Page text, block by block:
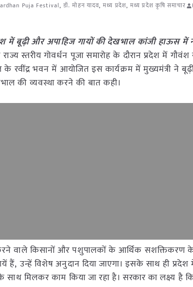
Puja Festival,डॉ. मोहन यादव,मध्य प्रदेश,मध्य प्रदेश कृषि समाचार
में बूढ़ी और अपाहिज गायों की देखभाल कांजी हाऊस में
राज्य स्तरीय गोवर्धन पूजा समारोह के दौरान प्रदेश में
रवींद्र भवन में आयोजित इस कार्यक्रम में मुख्यमंत्री ने
की व्यवस्था करने की बात कही।
वाले किसानों और पशुपालकों के आर्थिक सशक्तिकरण के
उन्हें विशेष अनुदान दिया जाएगा। इसके साथ ही
के साथ मिलकर काम किया जा रहा है। सरकार का लक्ष्य है